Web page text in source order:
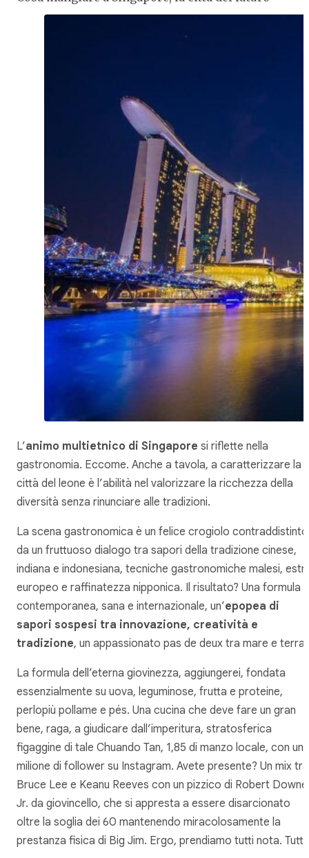
L’animo multietnico di Singapore si riflette nella
gastronomia. Eccome. Anche a tavola, a caratterizzare la
città del leone è l’abilità nel valorizzare la ricchezza della
diversità senza rinunciare alle tradizioni.
La scena gastronomica è un felice crogiolo contraddistinto
da un fruttuoso dialogo tra sapori della tradizione cinese,
indiana e indonesiana, tecniche gastronomiche malesi,
europeo e raffinatezza nipponica. Il risultato? Una formula
contemporanea, sana e internazionale, un’epopea di
sapori sospesi tra innovazione, creatività e
tradizione, un appassionato pas de deux tra mare e terra.
La formula dell’eterna giovinezza, aggiungerei, fondata
essenzialmente su uova, leguminose, frutta e proteine,
perlopiù pollame e pés. Una cucina che deve fare un gran
bene, raga, a giudicare dall’imperitura, stratosferica
figaggine di tale Chuando Tan, 1,85 di manzo locale, con un
milione di follower su Instagram. Avete presente? Un mix tra
Bruce Lee e Keanu Reeves con un pizzico di Robert
Jr. da giovincello, che si appresta a essere disarcionato
oltre la soglia dei 60 mantenendo miracolosamente la
prestanza fisica di Big Jim. Ergo, prendiamo tutti nota. Tutti!